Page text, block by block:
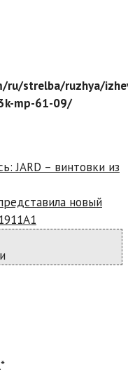
ru/strelba/ruzhya/
mp-61-09/
JARD – винтовки из
новый